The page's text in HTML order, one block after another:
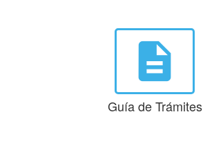
description
Guía de Trámites